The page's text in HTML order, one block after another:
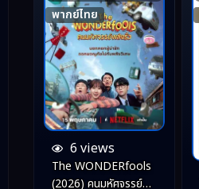
พากย์ไทย
6 views
The WONDERfools
(2026) คนมหัศจรรย์